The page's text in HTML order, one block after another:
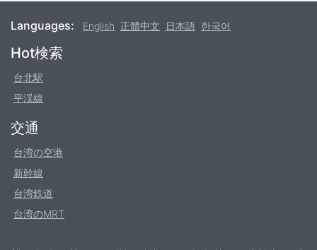
Languages: English 正體中文 日本語 한국어
Footer
Hot検索
台北駅
平渓線
交通
台湾の空港
新幹線
台湾鉄道
台湾のMRT